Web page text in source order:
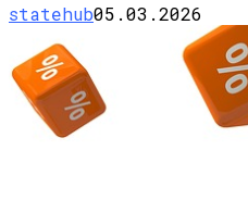
statehub05.03.2026